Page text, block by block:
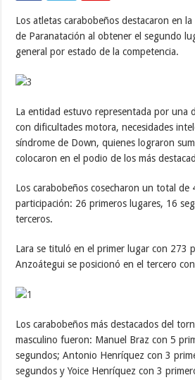
Los atletas carabobeños destacaron en
de Paranatación al obtener el segundo
general por estado de la competencia.
La entidad estuvo representada por una
con dificultades motora, necesidades
síndrome de Down, quienes lograron
colocaron en el podio de los más
Los carabobeños cosecharon un total de
participación: 26 primeros lugares, 16
terceros.
Lara se tituló en el primer lugar con 273
Anzoátegui se posicionó en el tercero
Los carabobeños más destacados del
masculino fueron: Manuel Braz con 5
segundos; Antonio Henríquez con 3
segundos y Yoice Henríquez con 3